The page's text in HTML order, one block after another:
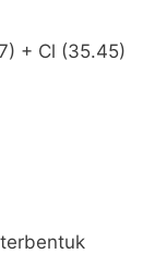
+ Cl (35.45)